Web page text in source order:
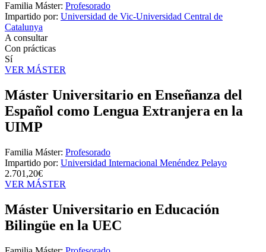
Familia Máster: Profesorado
Impartido por: Universidad de Vic-Universidad Central de
Catalunya
A consultar
Con prácticas
Sí
VER MÁSTER
Máster Universitario en Enseñanza del
Español como Lengua Extranjera en la
UIMP
Familia Máster: Profesorado
Impartido por: Universidad Internacional Menéndez Pelayo
2.701,20€
VER MÁSTER
Máster Universitario en Educación
Bilingüe en la UEC